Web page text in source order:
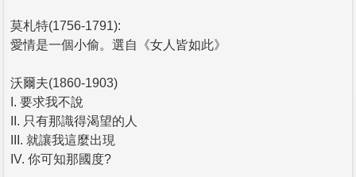
莫札特(1756-1791):
愛情是一個小偷。選自《女人皆如此》
沃爾夫(1860-1903)
I. 要求我不說
II. 只有那識得渴望的人
III. 就讓我這麼出現
IV. 你可知那國度?